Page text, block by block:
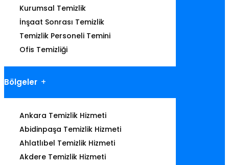
Kurumsal Temizlik
İnşaat Sonrası Temizlik
Temizlik Personeli Temini
Ofis Temizliği
Bölgeler
Ankara Temizlik Hizmeti
Abidinpaşa Temizlik Hizmeti
Ahlatlıbel Temizlik Hizmeti
Akdere Temizlik Hizmeti